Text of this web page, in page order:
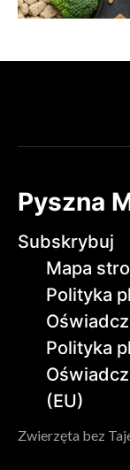
Pyszna
Subskrybuj
Mapa
Polityka
Polityka
(EU)
Zwierzęta bez